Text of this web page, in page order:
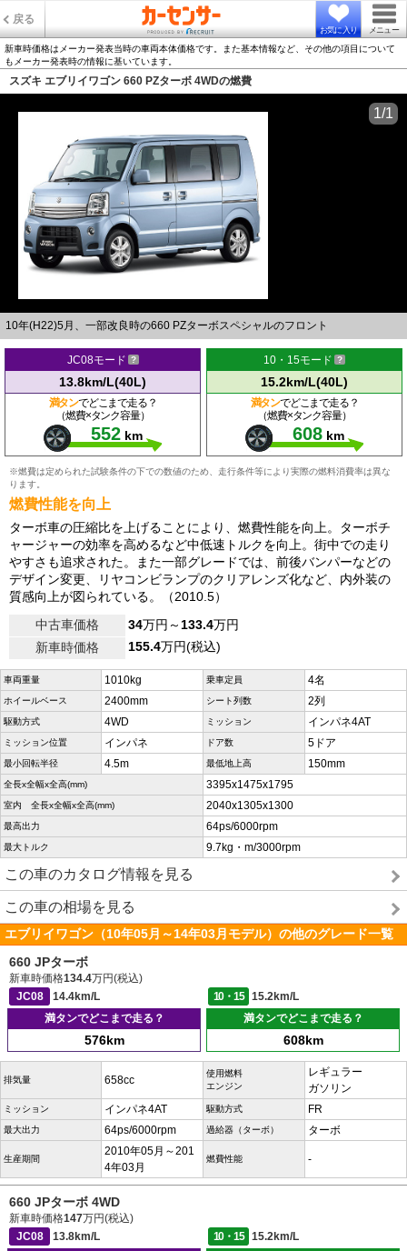
戻る
お気に入り メニュー
新車時価格はメーカー発表当時の車両本体価格です。また基本情報など、その他の項目について
もメーカー発表時の情報に基いています。
スズキ エブリイワゴン 660 PZターボ 4WDの燃費
10年(H22)5月、一部改良時の660 PZターボスペシャルのフロント
1/1
JC08モード
13.8km/L(40L)
満タンでどこまで走る？
（燃費×タンク容量）
552 km
10・15モード
15.2km/L(40L)
満タンでどこまで走る？
（燃費×タンク容量）
608 km
※燃費は定められた試験条件の下での数値のため、走行条件等により実際の燃料消費率は異な
ります。
燃費性能を向上
ターボ車の圧縮比を上げることにより、燃費性能を向上。ターボチ
ャージャーの効率を高めるなど中低速トルクを向上。街中での走り
やすさも追求された。また一部グレードでは、前後バンパーなどの
デザイン変更、リヤコンビランプのクリアレンズ化など、内外装の
質感向上が図られている。（2010.5）
中古車価格
34万円～133.4万円
新車時価格
155.4万円(税込)
車両重量 1010kg 乗車定員 4名
ホイールベース 2400mm シート列数 2列
駆動方式 4WD ミッション インパネ4AT
ミッション位置 インパネ ドア数 5ドア
最小回転半径 4.5m 最低地上高 150mm
全長x全幅x全高(mm) 3395x1475x1795
室内 全長x全幅x全高(mm) 2040x1305x1300
最高出力 64ps/6000rpm
最大トルク 9.7kg・m/3000rpm
この車のカタログ情報を見る
この車の相場を見る
エブリイワゴン（10年05月～14年03月モデル）の他のグレード一覧
660 JPターボ
新車時価格134.4万円(税込)
JC08
14.4km/L 10・15
15.2km/L
満タンでどこまで走る？
576km
満タンでどこまで走る？
608km
排気量 658cc
使用燃料
エンジン
レギュラー
ガソリン
ミッション インパネ4AT 駆動方式 FR
最大出力 64ps/6000rpm 過給器（ターボ） ターボ
生産期間
2010年05月～201
4年03月
燃費性能 -
660 JPターボ 4WD
新車時価格147万円(税込)
JC08
13.8km/L 10・15
15.2km/L